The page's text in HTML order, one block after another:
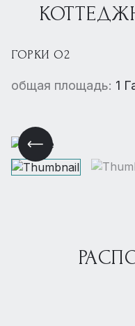
ГОРКИ О2
общая площадь: 1